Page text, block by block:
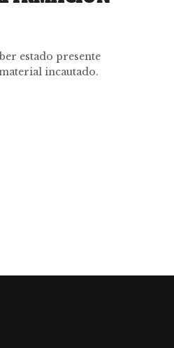
estado presente
incautado.